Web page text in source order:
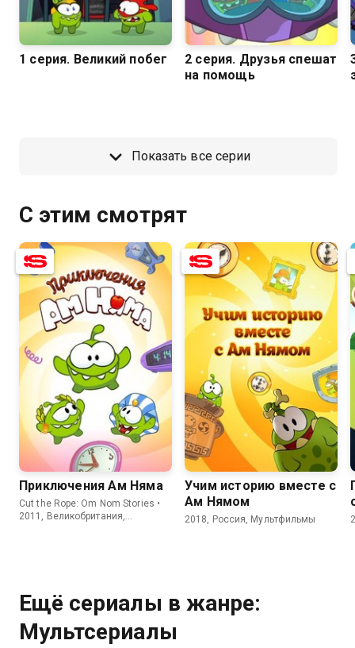
«Раскраски» можно смотреть онлайн.
Посмотреть онлайн 9 сезон сериала Раскраски вы
можете совершенно бесплатно в хорошем HD
1 серия. Великий побег
2 серия. Друзья спешат
на помощь
Показать все серии
С этим смотрят
8.3 6.0
Приключения Ам Няма
Cut the Rope: Om Nom Stories •
2011, Великобритания,
8.4
Учим историю вместе с
Ам Нямом
2018, Россия, Мультфильмы
Ещё сериалы в жанре:
Мультсериалы